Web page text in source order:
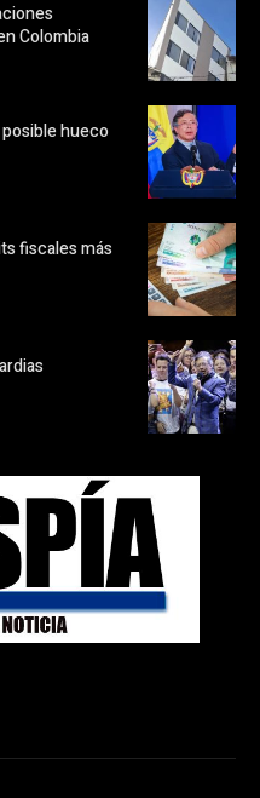
Colombia
hueco
fiscales más